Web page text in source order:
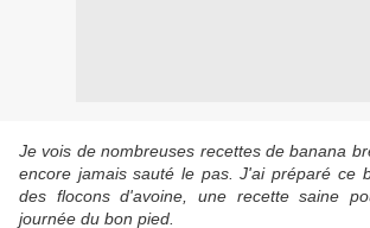
Je vois de nombreuses recettes de banana
encore jamais sauté le pas. J'ai préparé ce
des flocons d'avoine, une recette saine
journée du bon pied.